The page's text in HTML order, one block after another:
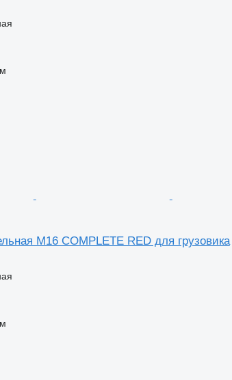
M16 COMPLETE RED для грузовика